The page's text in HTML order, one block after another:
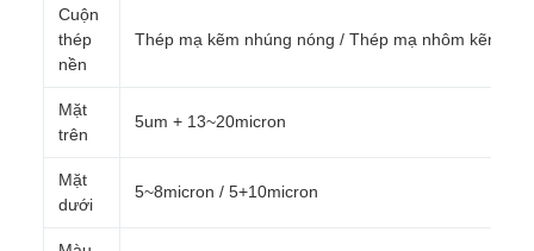
Cuộn
thép
nền
Thép mạ kẽm nhúng nóng / Thép mạ nhôm kẽm
Mặt
trên
5um + 13~20micron
Mặt
dưới
5~8micron / 5+10micron